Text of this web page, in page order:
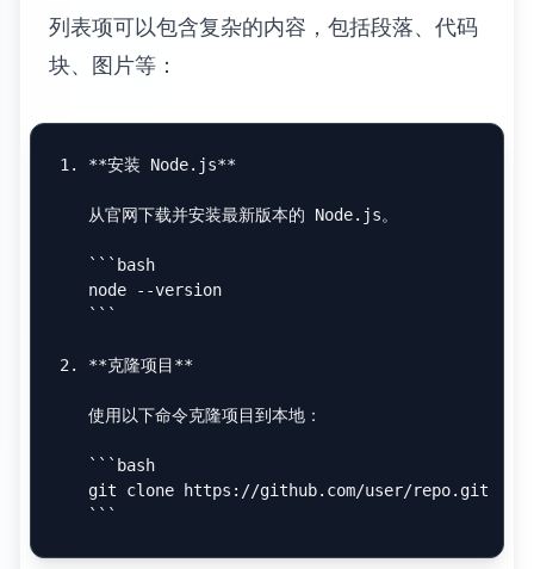
列表项可以包含复杂的内容，包括段落、代码
块、图片等：
1. **安装 Node.js**
   从官网下载并安装最新版本的 Node.js。
```bash
   node --version
   ```
2. **克隆项目**
   使用以下命令克隆项目到本地：
```bash
   git clone https://github.com/user/repo.git
   ```